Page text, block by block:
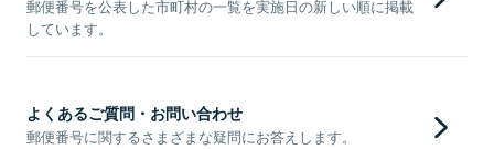
郵便番号を公表した市町村の一覧を実施日の新しい順に掲載
しています。
よくあるご質問・お問い合わせ
郵便番号に関するさまざまな疑問にお答えします。